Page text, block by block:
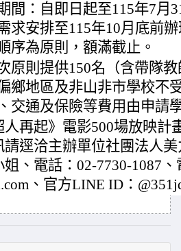
間：自即日起至115年7月
求安排至115年10月底前
序為原則，額滿截止。
原則提供150名（含帶隊
鄉地區及非山非市學校不
交通及保險等費用由申請
人再起》電影500場放映計
請逕洽主辦單位社團法人
、電話：02-7730-1087
、官方LINE ID：